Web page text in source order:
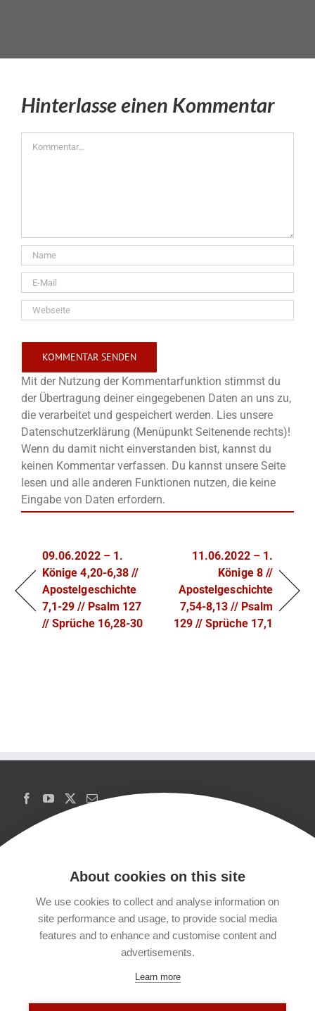
Hinterlasse einen Kommentar
Mit der Nutzung der Kommentarfunktion stimmst du
der Übertragung deiner eingegebenen Daten an uns zu,
die verarbeitet und gespeichert werden. Lies unsere
Datenschutzerklärung (Menüpunkt Seitenende rechts)!
Wenn du damit nicht einverstanden bist, kannst du
keinen Kommentar verfassen. Du kannst unsere Seite
lesen und alle anderen Funktionen nutzen, die keine
Eingabe von Daten erfordern.
09.06.2022 – 1.
Könige 4,20-6,38 //
Apostelgeschichte
7,1-29 // Psalm 127
// Sprüche 16,28-30
11.06.2022 – 1.
Könige 8 //
Apostelgeschichte
7,54-8,13 // Psalm
129 // Sprüche 17,1
Copyrights
Datenschutzerklärung
Kontakt
About cookies on this site
We use cookies to collect and analyse information on
site performance and usage, to provide social media
features and to enhance and customise content and
advertisements.
Learn more